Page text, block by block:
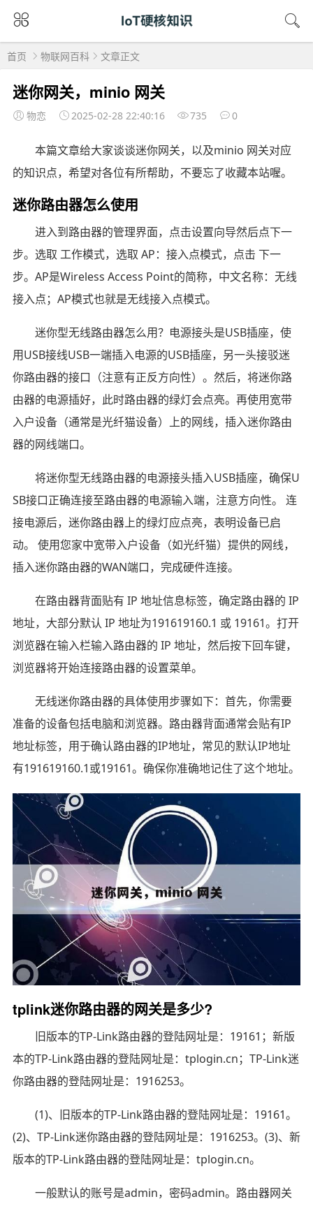
首页 物联网百科 文章正文
迷你网关，minio 网关
物恋 2025-02-28 22:40:16 735 0
本篇文章给大家谈谈迷你网关，以及minio 网关对应
的知识点，希望对各位有所帮助，不要忘了收藏本站喔。
迷你路由器怎么使用
进入到路由器的管理界面，点击设置向导然后点下一
步。选取 工作模式，选取 AP：接入点模式，点击 下一
步。AP是Wireless Access Point的简称，中文名称：无线
接入点；AP模式也就是无线接入点模式。
迷你型无线路由器怎么用？电源接头是USB插座，使
用USB接线USB一端插入电源的USB插座，另一头接驳迷
你路由器的接口（注意有正反方向性）。然后，将迷你路
由器的电源插好，此时路由器的绿灯会点亮。再使用宽带
入户设备（通常是光纤猫设备）上的网线，插入迷你路由
器的网线端口。
将迷你型无线路由器的电源接头插入USB插座，确保U
SB接口正确连接至路由器的电源输入端，注意方向性。 连
接电源后，迷你路由器上的绿灯应点亮，表明设备已启
动。 使用您家中宽带入户设备（如光纤猫）提供的网线，
插入迷你路由器的WAN端口，完成硬件连接。
在路由器背面贴有 IP 地址信息标签，确定路由器的 IP
地址，大部分默认 IP 地址为191619160.1 或 19161。打开
浏览器在输入栏输入路由器的 IP 地址，然后按下回车键，
浏览器将开始连接路由器的设置菜单。
无线迷你路由器的具体使用步骤如下：首先，你需要
准备的设备包括电脑和浏览器。路由器背面通常会贴有IP
地址标签，用于确认路由器的IP地址，常见的默认IP地址
有191619160.1或19161。确保你准确地记住了这个地址。
tplink迷你路由器的网关是多少?
旧版本的TP-Link路由器的登陆网址是：19161；新版
本的TP-Link路由器的登陆网址是：tplogin.cn；TP-Link迷
你路由器的登陆网址是：1916253。
(1)、旧版本的TP-Link路由器的登陆网址是：19161。
(2)、TP-Link迷你路由器的登陆网址是：1916253。(3)、新
版本的TP-Link路由器的登陆网址是：tplogin.cn。
一般默认的账号是admin，密码admin。路由器网关